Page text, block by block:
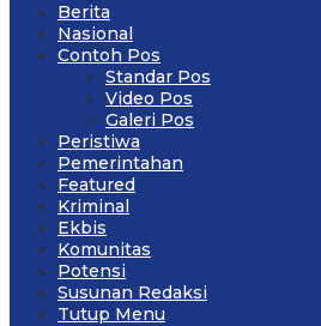
Berita
Nasional
Contoh Pos
Standar Pos
Video Pos
Galeri Pos
Peristiwa
Pemerintahan
Featured
Kriminal
Ekbis
Komunitas
Potensi
Susunan Redaksi
Tutup Menu